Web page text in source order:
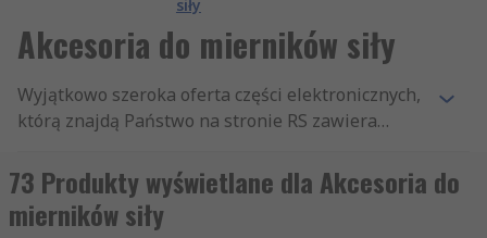
siły
Akcesoria do mierników siły
Wyjątkowo szeroka oferta części elektronicznych,
którą znajdą Państwo na stronie RS zawiera
podzielonego na takie sekcje, jak: Pomiar gazów i
powietrza, Narzędzia inspekcyjne i warsztatowe i
Akcesoria do mierników siły. Posiadamy
73 Produkty wyświetlane dla Akcesoria do
mierników siły